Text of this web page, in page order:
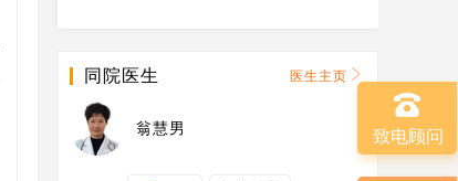
同院医生 医生主页
翁慧男 致电顾问